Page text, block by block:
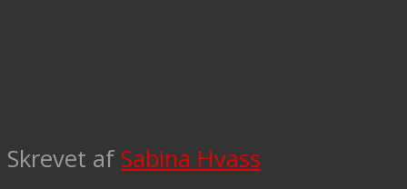
Skrevet af Sabina Hvass